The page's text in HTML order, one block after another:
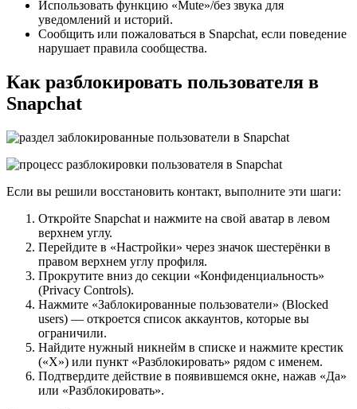
Использовать функцию «Mute»/без звука для
уведомлений и историй.
Сообщить или пожаловаться в Snapchat, если поведение
нарушает правила сообщества.
Как разблокировать пользователя в
Snapchat
Если вы решили восстановить контакт, выполните эти шаги:
Откройте Snapchat и нажмите на свой аватар в левом
верхнем углу.
Перейдите в «Настройки» через значок шестерёнки в
правом верхнем углу профиля.
Прокрутите вниз до секции «Конфиденциальность»
(Privacy Controls).
Нажмите «Заблокированные пользователи» (Blocked
users) — откроется список аккаунтов, которые вы
ограничили.
Найдите нужный никнейм в списке и нажмите крестик
(«X») или пункт «Разблокировать» рядом с именем.
Подтвердите действие в появившемся окне, нажав «Да»
или «Разблокировать».